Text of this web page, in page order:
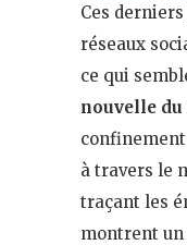
Ces
réseaux
ce qui
nouvelle
à travers le
traçant les
montrent un